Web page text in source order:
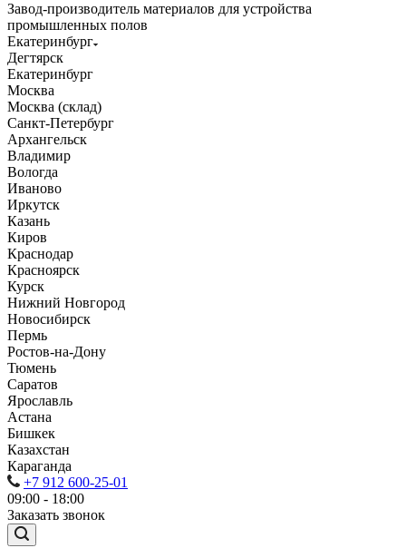
Завод-производитель материалов для устройства
промышленных полов
Екатеринбург
Дегтярск
Екатеринбург
Москва
Москва (склад)
Санкт-Петербург
Архангельск
Владимир
Вологда
Иваново
Иркутск
Казань
Киров
Краснодар
Красноярск
Курск
Нижний Новгород
Новосибирск
Пермь
Ростов-на-Дону
Тюмень
Саратов
Ярославль
Астана
Бишкек
Казахстан
Караганда
+7 912 600-25-01
09:00 - 18:00
Заказать звонок